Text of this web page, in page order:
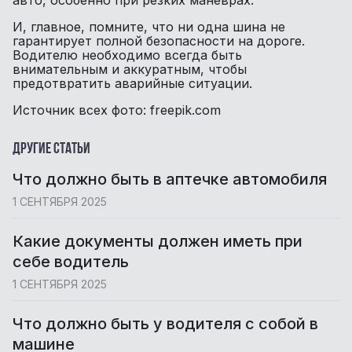
И, главное, помните, что ни одна шина не
гарантирует полной безопасности на дороге.
Водителю необходимо всегда быть
внимательным и аккуратным, чтобы
предотвратить аварийные ситуации.
Источник всех фото: freepik.com
Другие статьи
Что должно быть в аптечке автомобиля
1 СЕНТЯБРЯ 2025
Какие документы должен иметь при
себе водитель
1 СЕНТЯБРЯ 2025
Что должно быть у водителя с собой в
машине